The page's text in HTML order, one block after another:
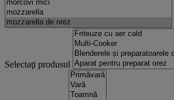
Selectaţi produsul